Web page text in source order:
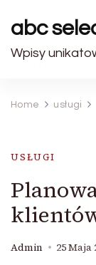
abc
Wpisy
Home usługi
USŁUGI
Admin 25 Maja